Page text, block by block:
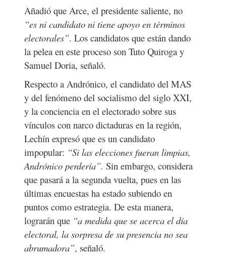
Añadió que Arce, el presidente saliente, no
“es ni candidato ni tiene apoyo en términos
electorales”. Los candidatos que están dando
la pelea en este proceso son Tuto Quiroga y
Samuel Doria, señaló.
Respecto a Andrónico, el candidato del MAS
y del fenómeno del socialismo del siglo XXI,
y la conciencia en el electorado sobre sus
vínculos con narco dictaduras en la región,
Lechín expresó que es un candidato
impopular: “Si las elecciones fueran limpias,
Andrónico perdería”. Sin embargo, considera
que pasará a la segunda vuelta, pues en las
últimas encuestas ha estado subiendo en
puntos como estrategia. De esta manera,
lograrán que “a medida que se acerca el día
electoral, la sorpresa de su presencia no sea
abrumadora”, señaló.